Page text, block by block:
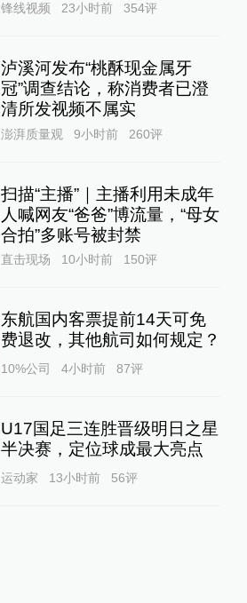
锋线视频 23小时前 354评
泸溪河发布“桃酥现金属牙
冠”调查结论，称消费者已澄
清所发视频不属实
澎湃质量观 9小时前 260评
扫描“主播”｜主播利用未成年
人喊网友“爸爸”博流量，“母女
合拍”多账号被封禁
直击现场 10小时前 150评
东航国内客票提前14天可免
费退改，其他航司如何规定？
10%公司 4小时前 87评
U17国足三连胜晋级明日之星
半决赛，定位球成最大亮点
运动家 13小时前 56评